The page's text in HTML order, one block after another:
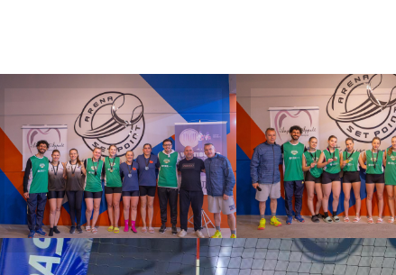
Appelt (Clínica
Odontológica);
Taciano Serraglio
(Residencial Altos do
Linho); Deyvidi
Pacheco e Matheus
Felippio (DiverBeach
Sports), com as
vencedoras do
Feminino Open.
(fotos: Diego Rech)
Vencedoras da
18 Feminino
José Luis
Dalla Costa
Erechim);
Ferreira
Matheus
(DiverBeach